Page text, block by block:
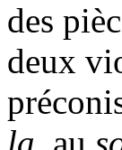
des
deux